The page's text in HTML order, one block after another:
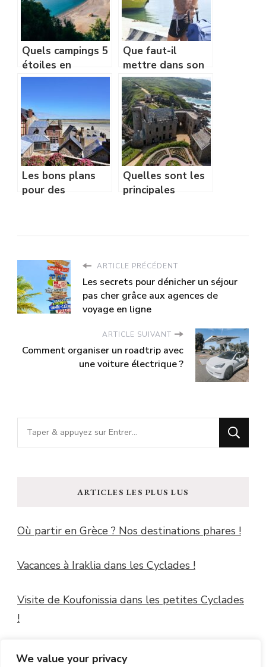
We value your privacy
Quels campings 5
étoiles en
Corse pour avoir
l’eau ?
Que faut-il
mettre dans son
vanity pour partir
sereinement en
vacances ?
Les bons plans
pour des
Bretagne
Quelles sont les
principales
Bretagne ?
ARTICLE PRÉCÉDENT
Les secrets pour dénicher un séjour
pas cher grâce aux agences de
voyage en ligne
ARTICLE SUIVANT
Comment organiser un roadtrip avec
une voiture électrique ?
Vous
recherchiez
ARTICLES LES PLUS LUS
Où partir en Grèce ? Nos destinations phares !
Vacances à Iraklia dans les Cyclades !
Visite de Koufonissia dans les petites Cyclades
!
Windguru Guidel